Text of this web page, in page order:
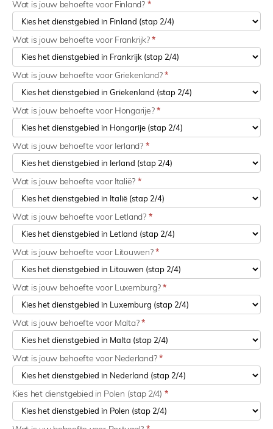
Wat is jouw behoefte voor Finland? *
Wat is jouw behoefte voor Frankrijk?*
Wat is jouw behoefte voor Griekenland?*
Wat is jouw behoefte voor Hongarije?*
Wat is jouw behoefte voor Ierland? *
Wat is jouw behoefte voor Italië? *
Wat is jouw behoefte voor Letland? *
Wat is jouw behoefte voor Litouwen?*
Wat is jouw behoefte voor Luxemburg?*
Wat is jouw behoefte voor Malta?*
Wat is jouw behoefte voor Nederland?*
Kies het dienstgebied in Polen (stap 2/4) *